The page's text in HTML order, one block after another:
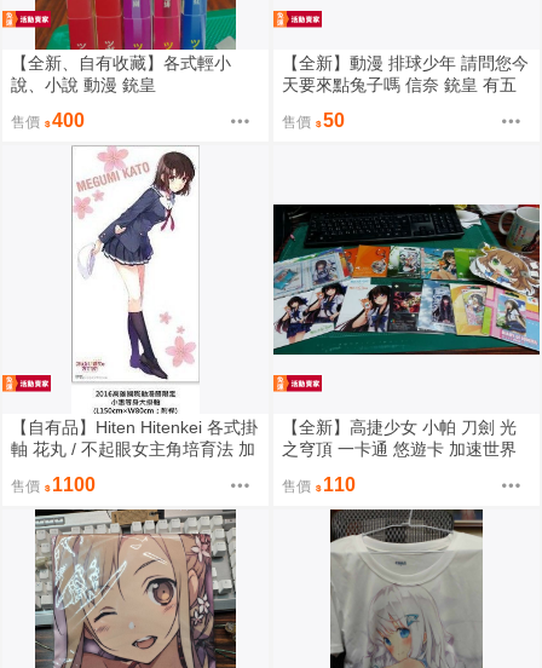
【全新、自有收藏】各式輕小
說、小說 動漫 銃皇
售價 400
【全新】動漫 排球少年 請問您今
天要來點兔子嗎 信奈 銃皇 有五
書籤 胸章
售價 50
【自有品】Hiten Hitenkei 各式掛
軸 花丸 / 不起眼女主角培育法 加
售價 1100
【全新】高捷少女 小帕 刀劍 光
之穹頂 一卡通 悠遊卡 加速世界
售價 110